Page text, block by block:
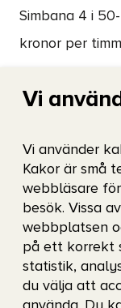
Simbana 4 i
kronor per
tränare per
betala en
receptionen.
En
Vi
Vi använder
Kakor är små
webbläsare
besök. Vissa
webbplatsen
på ett korrekt
statistik,
du välja att